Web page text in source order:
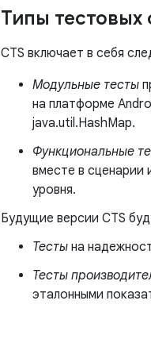
Типы тестовых
CTS включает в себя
Модульные тесты
на платформе
java.util.HashMap.
Функциональные
вместе в сценарии
уровня.
Будущие версии CTS
Тесты на
Тесты
эталонными